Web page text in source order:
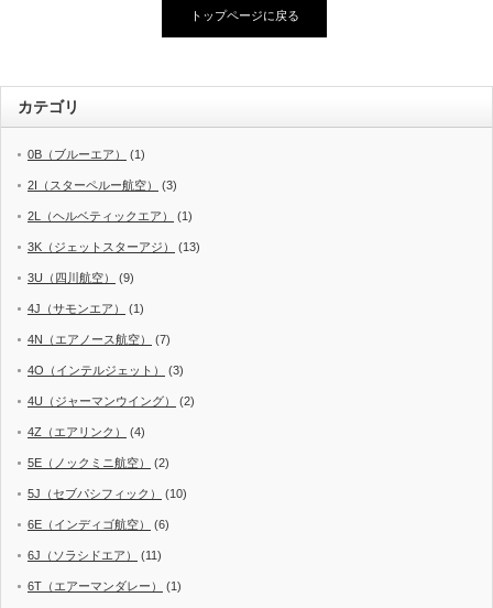
トップページに戻る
カテゴリ
0B（ブルーエア） (1)
2I（スターペルー航空） (3)
2L（ヘルベティックエア） (1)
3K（ジェットスターアジ） (13)
3U（四川航空） (9)
4J（サモンエア） (1)
4N（エアノース航空） (7)
4O（インテルジェット） (3)
4U（ジャーマンウイング） (2)
4Z（エアリンク） (4)
5E（ノックミニ航空） (2)
5J（セブパシフィック） (10)
6E（インディゴ航空） (6)
6J（ソラシドエア） (11)
6T（エアーマンダレー） (1)